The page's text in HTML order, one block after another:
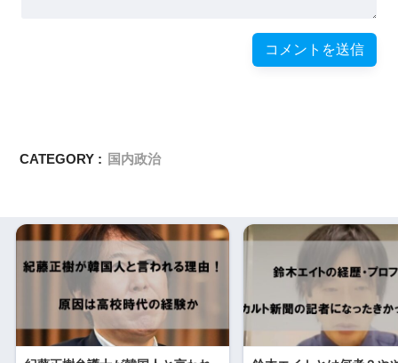
CATEGORY : 国内政治